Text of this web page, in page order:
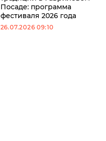
Посаде: программа
фестиваля 2026 года
26.07.2026 09:10